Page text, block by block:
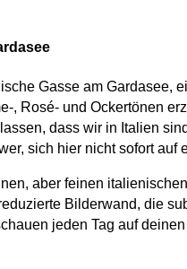
Gasse am Gardasee,
, Rosé- und Ockertönen
dass wir in Italien
sich hier nicht sofort
aber feinen
Bilderwand, die
jeden Tag auf